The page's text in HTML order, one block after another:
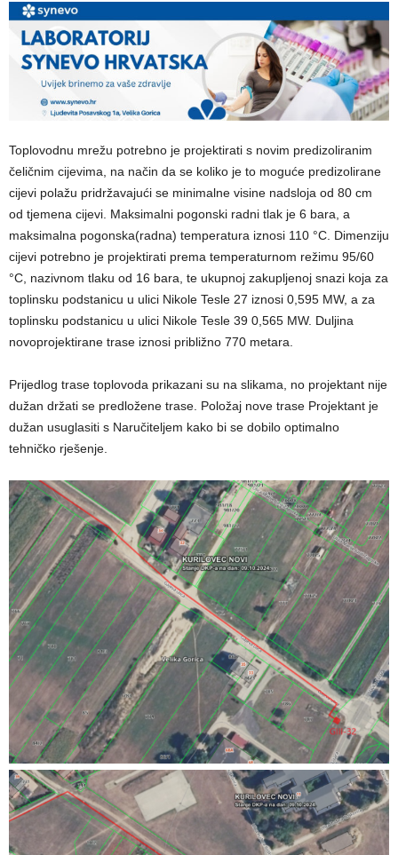
Toplovodnu mrežu potrebno je projektirati s novim predizoliranim
čeličnim cijevima, na način da se koliko je to moguće predizolirane
cijevi polažu pridržavajući se minimalne visine nadsloja od 80 cm
od tjemena cijevi. Maksimalni pogonski radni tlak je 6 bara, a
maksimalna pogonska(radna) temperatura iznosi 110 °C. Dimenziju
cijevi potrebno je projektirati prema temperaturnom režimu 95/60
°C, nazivnom tlaku od 16 bara, te ukupnoj zakupljenoj snazi koja za
toplinsku podstanicu u ulici Nikole Tesle 27 iznosi 0,595 MW, a za
toplinsku podstanicu u ulici Nikole Tesle 39 0,565 MW. Duljina
novoprojektirane trase iznosi približno 770 metara.
Prijedlog trase toplovoda prikazani su na slikama, no projektant nije
dužan držati se predložene trase. Položaj nove trase Projektant je
dužan usuglasiti s Naručiteljem kako bi se dobilo optimalno
tehničko rješenje.